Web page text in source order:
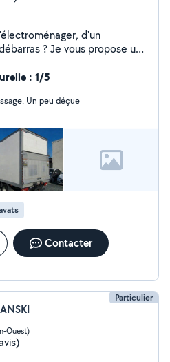
d'un
? Je vous propose un
: 1/5
Il n'a jamais répondu à mon message. Un peu déçue
Contacter
Particulier
Ouest)